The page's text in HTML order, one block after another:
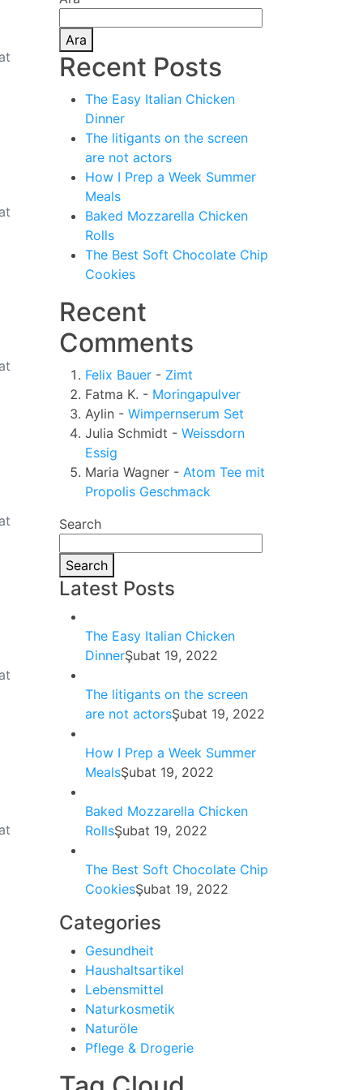
Ara
Recent Posts
The Easy Italian Chicken
Dinner
The litigants on the screen
are not actors
How I Prep a Week Summer
Meals
Baked Mozzarella Chicken
Rolls
The Best Soft Chocolate Chip
Cookies
Recent
Comments
Felix Bauer - Zimt
Fatma K. - Moringapulver
Aylin - Wimpernserum Set
Julia Schmidt - Weissdorn
Essig
Maria Wagner - Atom Tee mit
Propolis Geschmack
Search
Search
Latest Posts
The Easy Italian Chicken
DinnerŞubat 19, 2022
The litigants on the screen
are not actorsŞubat 19, 2022
How I Prep a Week Summer
MealsŞubat 19, 2022
Baked Mozzarella Chicken
RollsŞubat 19, 2022
The Best Soft Chocolate Chip
CookiesŞubat 19, 2022
Categories
Gesundheit
Haushaltsartikel
Lebensmittel
Naturkosmetik
Naturöle
Pflege & Drogerie